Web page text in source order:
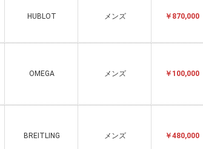
HUBLOT メンズ ￥870,000
OMEGA メンズ ￥100,000
BREITLING メンズ ￥480,000